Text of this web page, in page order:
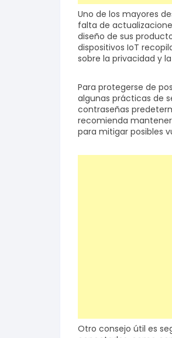
Uno de los mayores
falta de
diseño de sus
dispositivos IoT
sobre la privacidad y
Para protegerse de
algunas prácticas de
contraseñas
recomienda
para mitigar posibles
Otro consejo útil es